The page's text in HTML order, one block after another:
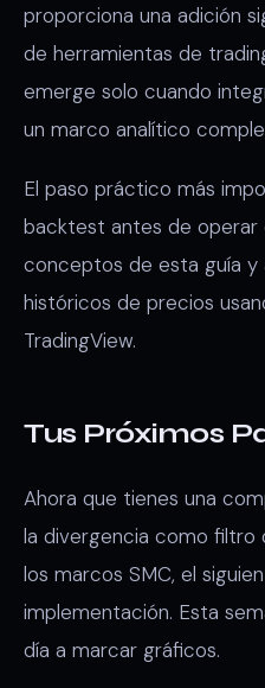
proporciona una adición
de herramientas de
emerge solo cuando
un marco analítico
El paso práctico más
backtest antes de operar
conceptos de esta guía y
históricos de precios
TradingView.
Tus Próximos
Ahora que tienes una
la divergencia como
los marcos SMC, el
implementación. Esta
día a marcar gráficos.